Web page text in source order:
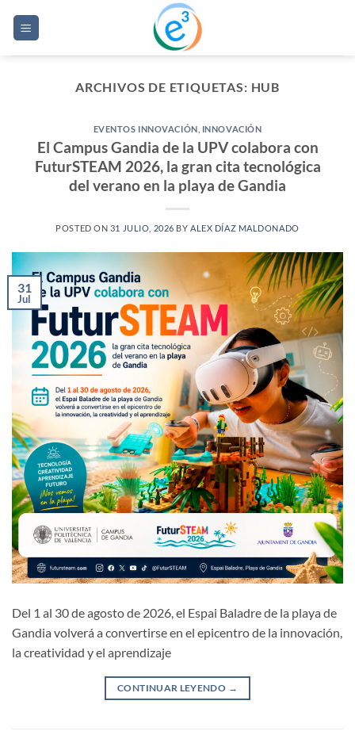
ARCHIVOS DE ETIQUETAS: HUB
EVENTOS INNOVACIÓN INNOVACIÓN
El Campus Gandia de la UPV colabora con
FuturSTEAM 2026, la gran cita tecnológica
del verano en la playa de Gandia
POSTED ON 31 JULIO, 2026 BY ALEX DÍAZ MALDONADO
31
Jul
Del 1 al 30 de agosto de 2026, el Espai Baladre de la playa de
Gandia volverá a convertirse en el epicentro de la innovación,
la creatividad y el aprendizaje
CONTINUAR LEYENDO →